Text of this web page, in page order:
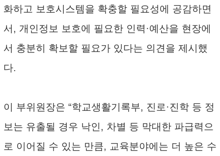
화하고 보호시스템을 확충할 필요성에 공감하면
서, 개인정보 보호에 필요한 인력·예산을 현장에
서 충분히 확보할 필요가 있다는 의견을 제시했
다.
이 부위원장은 “학교생활기록부, 진로·진학 등 정
보는 유출될 경우 낙인, 차별 등 막대한 파급력으
로 이어질 수 있는 만큼, 교육분야에는 더 높은 수